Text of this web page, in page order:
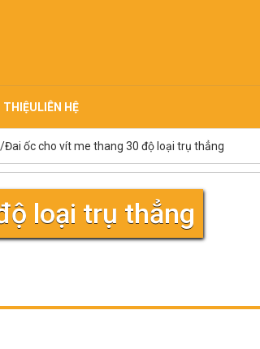
THIỆULIÊN HỆ
Đai ốc cho vít me thang 30 độ loại trụ thẳng
loại trụ thẳng